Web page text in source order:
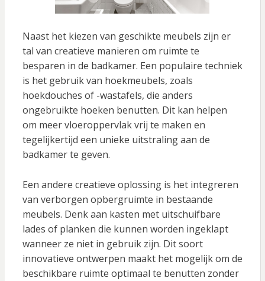
Naast het kiezen van geschikte meubels zijn er
tal van creatieve manieren om ruimte te
besparen in de badkamer. Een populaire techniek
is het gebruik van hoekmeubels, zoals
hoekdouches of -wastafels, die anders
ongebruikte hoeken benutten. Dit kan helpen
om meer vloeroppervlak vrij te maken en
tegelijkertijd een unieke uitstraling aan de
badkamer te geven.
Een andere creatieve oplossing is het integreren
van verborgen opbergruimte in bestaande
meubels. Denk aan kasten met uitschuifbare
lades of planken die kunnen worden ingeklapt
wanneer ze niet in gebruik zijn. Dit soort
innovatieve ontwerpen maakt het mogelijk om de
beschikbare ruimte optimaal te benutten zonder